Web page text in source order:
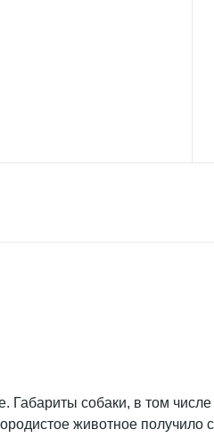
собаки, в том
животное получило